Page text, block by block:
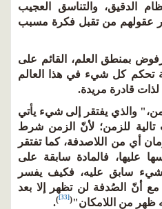
الدقيق، والتناسق العجيب
عقولهم من تقبل فكرة مسبب
بمنطق العلم، القائم على
تحكم كل شيء في هذا العالم
قادرة مريدة.
والذي يفتقر إلى شيء يأتي
تالية للزمن؛ لأنّ الزمن شرط
أي من اللاصدفة، كما تفتقر
عليها، فالمادة سابقة على
سابق عليه، فكيف يفسر
أنّ الصُدفة لن تظهر إلا بعد
ظهر من اللامكان"(
[33]
)
.